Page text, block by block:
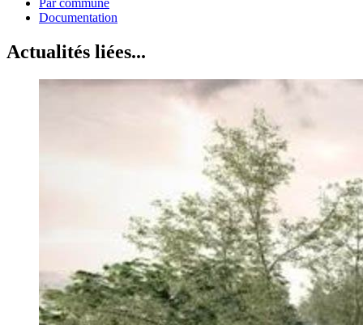
Par commune
Documentation
Actualités liées...